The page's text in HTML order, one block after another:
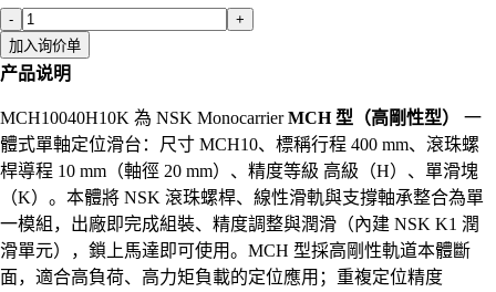
-
+
加入询价单
产品说明
MCH10040H10K 為 NSK MonocarrierMCH 型（高剛性型）
一
體式單軸定位滑台：尺寸 MCH10、標稱行程 400 mm、滾珠螺
桿導程 10 mm（軸徑 20 mm）、精度等級 高級（H）、單滑塊
（K）。本體將 NSK 滾珠螺桿、線性滑軌與支撐軸承整合為單
一模組，出廠即完成組裝、精度調整與潤滑（內建 NSK K1 潤
滑單元），鎖上馬達即可使用。MCH 型採高剛性軌道本體斷
面，適合高負荷、高力矩負載的定位應用；重複定位精度